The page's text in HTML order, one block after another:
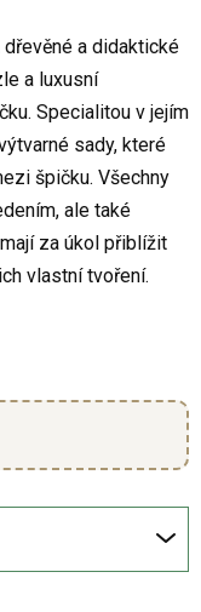
a didaktické
a luxusní
Specialitou v jejím
sady, které
špičku. Všechny
ale také
za úkol přiblížit
vlastní tvoření.